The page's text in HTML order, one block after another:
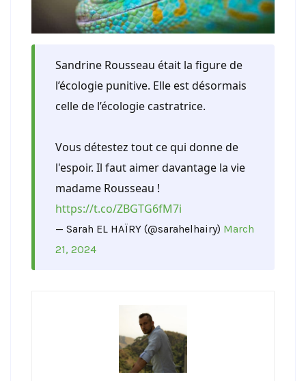
Sandrine Rousseau était la figure de
l’écologie punitive. Elle est désormais
celle de l’écologie castratrice.
Vous détestez tout ce qui donne de
l'espoir. Il faut aimer davantage la vie
madame Rousseau !
https://t.co/ZBGTG6fM7i
— Sarah EL HAÏRY (@sarahelhairy) March
21, 2024